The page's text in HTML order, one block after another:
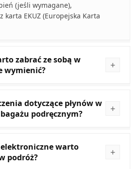
(jeśli wymagane),
karta EKUZ (Europejska Karta
zabrać ze sobą w
wymienić?
dotyczące płynów w
podręcznym?
warto
podróż?